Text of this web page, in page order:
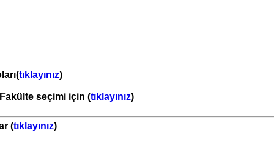
tıklayınız)
seçimi için (tıklayınız)
(tıklayınız)